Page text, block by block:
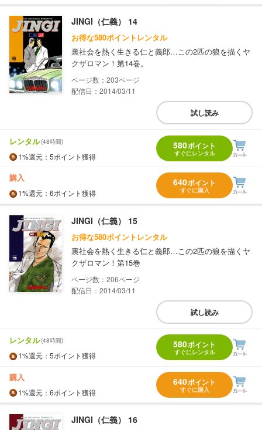
JINGI（仁義） 14
お得な580ポイントレンタル
裏社会を熱く生きる仁と義郎…この2匹の狼を描くヤ
クザロマン！第14巻。
203
配信日：2014/03/11
試し読み
レンタル(48時間)
1%還元 ：5ポイント獲得
580ポイント
すぐにレンタル
購入
1%還元 ：6ポイント獲得
640ポイント
すぐに購入
JINGI（仁義） 15
お得な580ポイントレンタル
裏社会を熱く生きる仁と義郎…この2匹の狼を描くヤ
クザロマン！第15巻
206
配信日：2014/03/11
試し読み
レンタル(48時間)
1%還元 ：5ポイント獲得
580ポイント
すぐにレンタル
購入
1%還元 ：6ポイント獲得
640ポイント
すぐに購入
JINGI（仁義） 16